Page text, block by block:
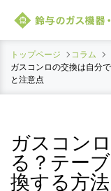
トップページ
コラム
ガスコンロの交換は自分
と注意点
ガスコン
る？テー
換する方